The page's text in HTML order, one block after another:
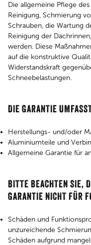
Die allgemeine Pflege
Reinigung, Schmierung
Schrauben, die Wartung
Reinigung der
werden. Diese
auf die konstruktive
Widerstandskraft
Schneebelastungen.
DIE
​​​​​​​Herstellungs- und/oder
Aluminiumteile und
Allgemeine Garantie für
BITTE BEACHTEN SIE,
GARANTIE NICHT FÜR
Schäden und
unzureichende
Schäden aufgrund